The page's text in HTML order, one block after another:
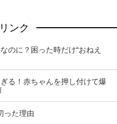
ンク
のに？困った時だけ“おねえ
る！赤ちゃんを押し付けて爆
った理由